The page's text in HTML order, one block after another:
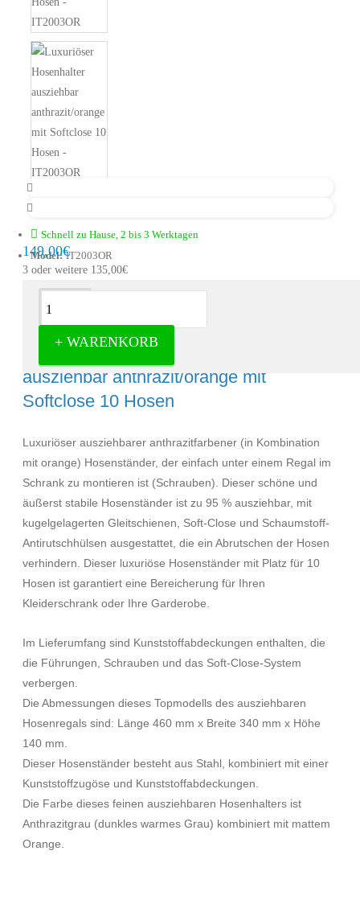
Schnell zu Hause, 2 bis 3 Werktagen
Model: IT2003OR
149,00€
3 oder weitere 135,00€
+ WARENKORB
Beschreibung
Milano Luxuriöser Hosenhalter
ausziehbar anthrazit/orange mit
Softclose 10 Hosen
Luxuriöser ausziehbarer anthrazitfarbener (in Kombination
mit orange) Hosenständer, der einfach unter einem Regal im
Schrank zu montieren ist (Schrauben). Dieser schöne und
äußerst stabile Hosenständer ist zu 95 % ausziehbar, mit
kugelgelagerten Gleitschienen, Soft-Close und Schaumstoff-
Antirutschhülsen ausgestattet, die ein Abrutschen der Hosen
verhindern. Dieser luxuriöse Hosenständer mit Platz für 10
Hosen ist garantiert eine Bereicherung für Ihren
Kleiderschrank oder Ihre Garderobe.
Im Lieferumfang sind Kunststoffabdeckungen enthalten, die
die Führungen, Schrauben und das Soft-Close-System
verbergen.
Die Abmessungen dieses Topmodells des ausziehbaren
Hosenregals sind: Länge 460 mm x Breite 340 mm x Höhe
140 mm.
Dieser Hosenständer besteht aus Stahl, kombiniert mit einer
Kunststoffzugöse und Kunststoffabdeckungen.
Die Farbe dieses feinen ausziehbaren Hosenhalters ist
Anthrazitgrau (dunkles warmes Grau) kombiniert mit mattem
Orange.